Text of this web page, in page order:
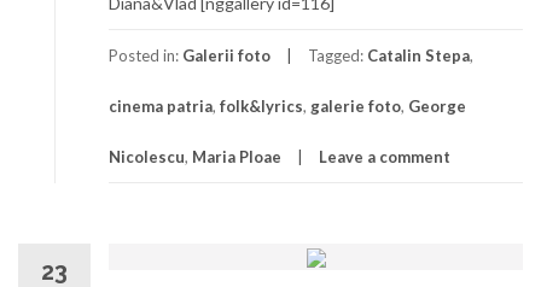
Posted in: Galerii foto Tagged: Catalin Stepa,
cinema patria, folk&lyrics, galerie foto, George
Nicolescu, Maria Ploae Leave a comment
23